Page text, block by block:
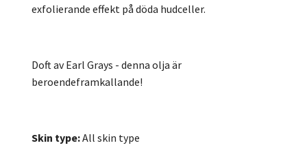
exfolierande effekt på döda hudceller.
Doft av Earl Grays - denna olja är
beroendeframkallande!
Skin type:All skin type